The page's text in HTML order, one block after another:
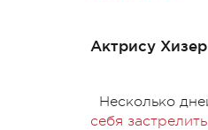
Актрису
Несколько
себя застрелить